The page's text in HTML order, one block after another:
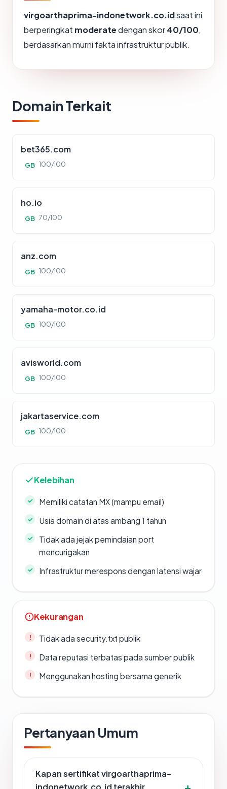
virgoarthaprima-indonetwork.co.idsaat ini
berperingkat moderatedengan skor40/100,
berdasarkan murni fakta infrastruktur publik.
Domain Terkait
bet365.com
GB 100/100
ho.io
GB 70/100
anz.com
GB 100/100
yamaha-motor.co.id
GB 100/100
avisworld.com
GB 100/100
jakartaservice.com
GB 100/100
Kelebihan
Memiliki catatan MX (mampu email)
Usia domain di atas ambang 1 tahun
Tidak ada jejak pemindaian port
mencurigakan
Infrastruktur merespons dengan latensi wajar
Kekurangan
Tidak ada security.txt publik
Data reputasi terbatas pada sumber publik
Menggunakan hosting bersama generik
Pertanyaan Umum
Kapan sertifikat virgoarthaprima-